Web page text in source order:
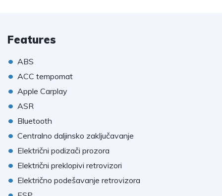
Features
• ABS
• ACC tempomat
• Apple Carplay
• ASR
• Bluetooth
• Centralno daljinsko zaključavanje
• Električni podizači prozora
• Električni preklopivi retrovizori
• Električno podešavanje retrovizora